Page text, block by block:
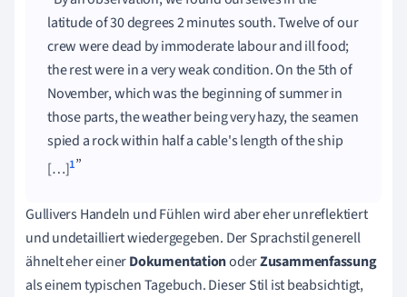
latitude of 30 degrees 2 minutes south. Twelve of our
crew were dead by immoderate labour and ill food;
the rest were in a very weak condition. On the 5th of
November, which was the beginning of summer in
those parts, the weather being very hazy, the seamen
spied a rock within half a cable's length of the ship
[…]1
Gullivers Handeln und Fühlen wird aber eher unreflektiert
und undetailliert wiedergegeben. Der Sprachstil generell
ähnelt eher einerDokumentationoderZusammenfassung
als einem typischen Tagebuch. Dieser Stil ist beabsichtigt,